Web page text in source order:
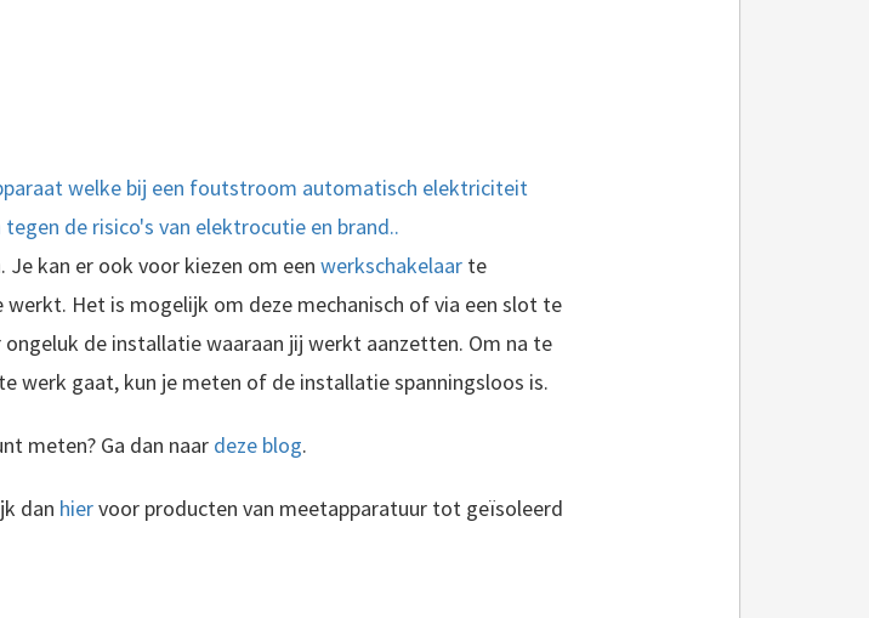
welke bij een foutstroom automatisch elektriciteit
de risico's van elektrocutie en brand..
kan er ook voor kiezen om een werkschakelaar te
werkt. Het is mogelijk om deze mechanisch of via een slot te
de installatie waaraan jij werkt aanzetten. Om na te
werk gaat, kun je meten of de installatie spanningsloos is.
meten? Ga dan naar deze blog.
dan hiervoor producten van meetapparatuur tot geïsoleerd